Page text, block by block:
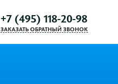
+7 (495) 118-20-98
ЗАКАЗАТЬ ОБРАТНЫЙ ЗВОНОК